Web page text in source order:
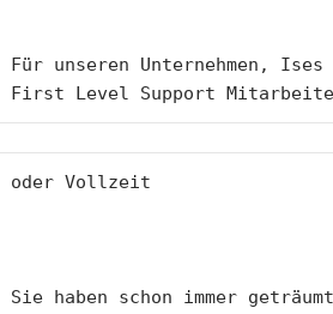
Für unseren Unternehmen,
First Level Support
oder Vollzeit
Sie haben schon immer